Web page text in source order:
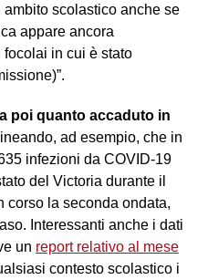
scolastico anche se
appare ancora
focolai in cui è stato
poi quanto accaduto in
ad esempio, che in
infezioni da COVID-19
del Victoria durante il
corso la seconda ondata,
Interessanti anche i dati
un report relativo al mese
contesto scolastico i